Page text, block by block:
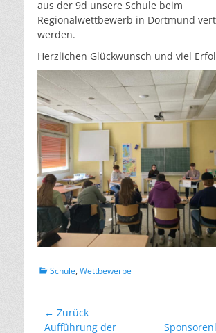
aus der 9d unsere Schule beim
Regionalwettbewerb in Dortmund
werden.
Herzlichen Glückwunsch und viel
Kategorien
Schule, Wettbewerbe
Beitragsnavigation
← Zurück
Vorheriger
Aufführung der
Nächster